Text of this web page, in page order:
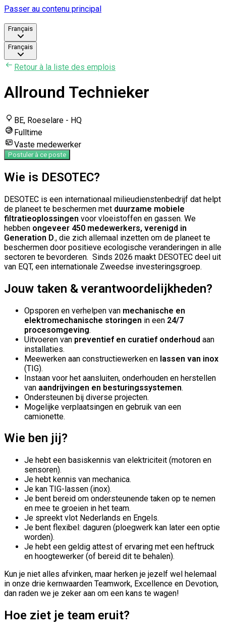
Passer au contenu principal
Français
Français
Retour à la liste des emplois
Allround Technieker
BE, Roeselare - HQ
Fulltime
Vaste medewerker
Postuler à ce poste
Wie is DESOTEC?
DESOTEC is een internationaal milieudienstenbedrijf dat helpt
de planeet te beschermen met duurzame mobiele
filtratieoplossingen voor vloeistoffen en gassen. We
hebben ongeveer 450 medewerkers, verenigd in
Generation D., die zich allemaal inzetten om de planeet te
beschermen door positieve ecologische veranderingen in alle
sectoren te bevorderen. Sinds 2026 maakt DESOTEC deel uit
van EQT, een internationale Zweedse investeringsgroep.
Jouw taken & verantwoordelijkheden?
Opsporen en verhelpen van mechanische en
elektromechanische storingen in een 24/7
procesomgeving.
Uitvoeren van preventief en curatief onderhoud aan
installaties.
Meewerken aan constructiewerken en lassen van inox
(TIG).
Instaan voor het aansluiten, onderhouden en herstellen
van aandrijvingen en besturingssystemen.
Ondersteunen bij diverse projecten.
Mogelijke verplaatsingen en gebruik van een
camionette.
Wie ben jij?
Je hebt een basiskennis van elektriciteit (motoren en
sensoren).
Je hebt kennis van mechanica.
Je kan TIG-lassen (inox).
Je bent bereid om ondersteunende taken op te nemen
en mee te groeien in het team.
Je spreekt vlot Nederlands en Engels.
Je bent flexibel: daguren (ploegwerk kan later een optie
worden).
Je hebt een geldig attest of ervaring met een heftruck
en hoogtewerker (of bereid dit te behalen).
Kun je niet alles afvinken, maar herken je jezelf wel helemaal
in onze drie kernwaarden Teamwork, Excellence en Devotion,
dan raden we je zeker aan om een kans te wagen!
Hoe ziet je team eruit?